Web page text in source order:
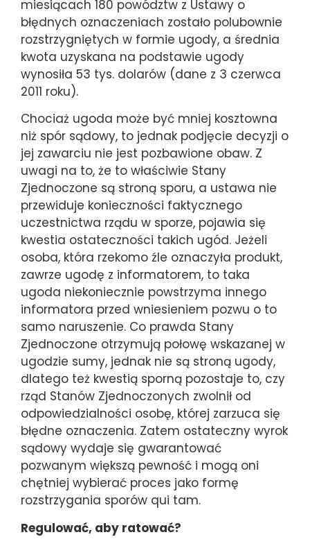
miesiącach 180 powództw z Ustawy o
błędnych oznaczeniach zostało polubownie
rozstrzygniętych w formie ugody, a średnia
kwota uzyskana na podstawie ugody
wynosiła 53 tys. dolarów (dane z 3 czerwca
2011 roku).
Chociaż ugoda może być mniej kosztowna
niż spór sądowy, to jednak podjęcie decyzji o
jej zawarciu nie jest pozbawione obaw. Z
uwagi na to, że to właściwie Stany
Zjednoczone są stroną sporu, a ustawa nie
przewiduje konieczności faktycznego
uczestnictwa rządu w sporze, pojawia się
kwestia ostateczności takich ugód. Jeżeli
osoba, która rzekomo źle oznaczyła produkt,
zawrze ugodę z informatorem, to taka
ugoda niekoniecznie powstrzyma innego
informatora przed wniesieniem pozwu o to
samo naruszenie. Co prawda Stany
Zjednoczone otrzymują połowę wskazanej w
ugodzie sumy, jednak nie są stroną ugody,
dlatego też kwestią sporną pozostaje to, czy
rząd Stanów Zjednoczonych zwolnił od
odpowiedzialności osobę, której zarzuca się
błędne oznaczenia. Zatem ostateczny wyrok
sądowy wydaje się gwarantować
pozwanym większą pewność i mogą oni
chętniej wybierać proces jako formę
rozstrzygania sporów qui tam.
Regulować, aby ratować?